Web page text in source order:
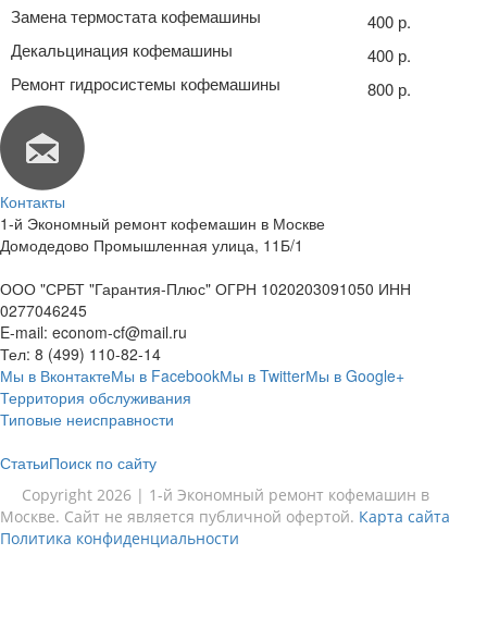
Замена термостата кофемашины
400 р.
Декальцинация кофемашины
400 р.
Ремонт гидросистемы кофемашины
800 р.
Контакты
1-й Экономный ремонт кофемашин в Москве
Домодедово Промышленная улица, 11Б/1
ООО "СРБТ "Гарантия-Плюс" ОГРН 1020203091050 ИНН
0277046245
E-mail: econom-cf@mail.ru
Тел: 8 (499) 110-82-14
Мы в ВконтактеМы в FacebookМы в TwitterМы в Google+
Территория обслуживания
Типовые неисправности
СтатьиПоиск по сайту
Copyright 2026 | 1-й Экономный ремонт кофемашин в
Москве. Сайт не является публичной офертой. Карта сайта
Политика конфиденциальности